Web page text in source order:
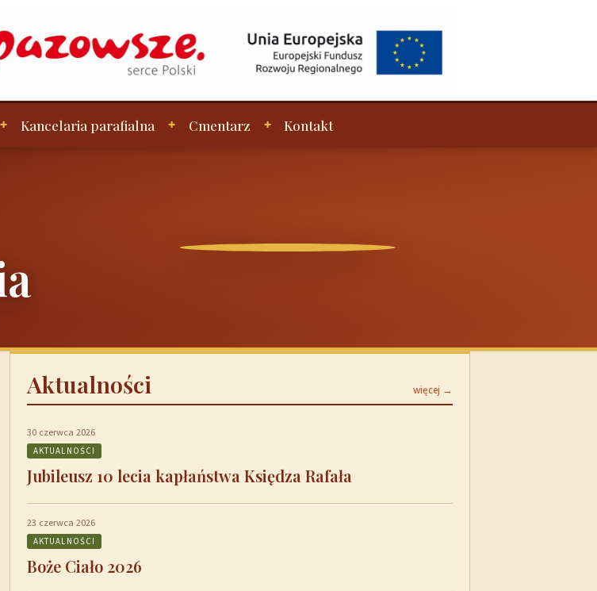
Kancelaria parafialna Cmentarz Kontakt
Aktualności więcej →
30 czerwca 2026
AKTUALNOŚCI
Jubileusz 10 lecia kapłaństwa Księdza Rafała
23 czerwca 2026
AKTUALNOŚCI
Boże Ciało 2026